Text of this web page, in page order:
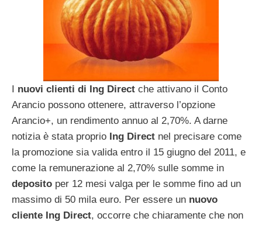
I nuovi clienti di Ing Direct che attivano il Conto
Arancio possono ottenere, attraverso l’opzione
Arancio+, un rendimento annuo al 2,70%. A darne
notizia è stata proprio Ing Direct nel precisare come
la promozione sia valida entro il 15 giugno del 2011, e
come la remunerazione al 2,70% sulle somme in
deposito per 12 mesi valga per le somme fino ad un
massimo di 50 mila euro. Per essere un nuovo
cliente Ing Direct, occorre che chiaramente che non